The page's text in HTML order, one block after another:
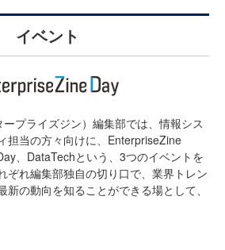
イベント
プライズジン）編集部では、情報シス
担当の方々向けに、EnterpriseZine
、DataTechという、3つのイベントを
ぞれ編集部独自の切り口で、業界トレン
新の動向を知ることができる場として、